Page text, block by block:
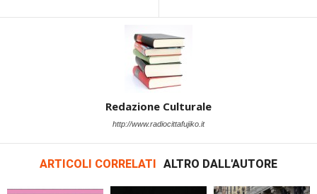
Redazione Culturale
http://www.radiocittafujiko.it
ARTICOLI CORRELATI ALTRO DALL'AUTORE